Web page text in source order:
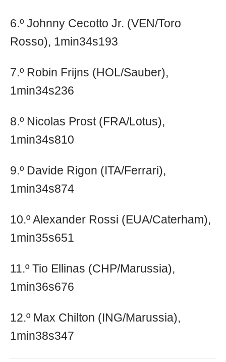
6.º Johnny Cecotto Jr. (VEN/Toro
Rosso), 1min34s193
7.º Robin Frijns (HOL/Sauber),
1min34s236
8.º Nicolas Prost (FRA/Lotus),
1min34s810
9.º Davide Rigon (ITA/Ferrari),
1min34s874
10.º Alexander Rossi (EUA/Caterham),
1min35s651
11.º Tio Ellinas (CHP/Marussia),
1min36s676
12.º Max Chilton (ING/Marussia),
1min38s347